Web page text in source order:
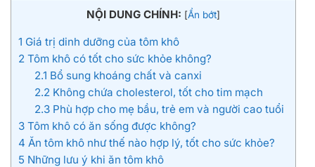
NỘI DUNG CHÍNH: [Ẩn bớt]
1 Giá trị dinh dưỡng của tôm khô
2 Tôm khô có tốt cho sức khỏe không?
2.1 Bổ sung khoáng chất và canxi
2.2Không chứa cholesterol, tốt cho tim mạch
2.3Phù hợp cho mẹ bầu, trẻ em và người cao tuổi
3 Tôm khô có ăn sống được không?
4 Ăn tôm khô như thế nào hợp lý, tốt cho sức khỏe?
5 Những lưu ý khi ăn tôm khô